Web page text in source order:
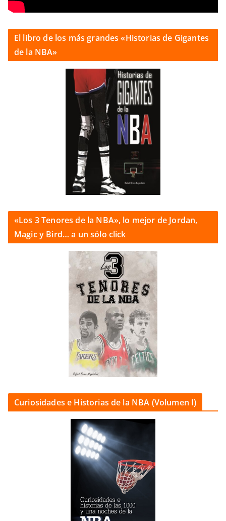
El libro de los más grandes «Historias de Gigantes
de la NBA»
«Los 3 Tenores de la NBA», lo mejor de Jordan,
Magic y Bird… a un sólo click
Curiosidades e Historias de la NBA (Volumen I)